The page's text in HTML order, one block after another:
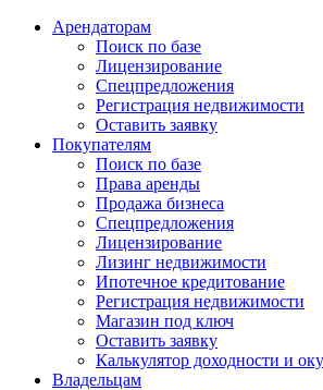
Арендаторам
Поиск по базе
Лицензирование
Спецпредложения
Регистрация недвижимости
Оставить заявку
Покупателям
Поиск по базе
Права аренды
Продажа бизнеса
Спецпредложения
Лицензирование
Лизинг недвижимости
Ипотечное кредитование
Регистрация недвижимости
Магазин под ключ
Оставить заявку
Калькулятор доходности и
Владельцам